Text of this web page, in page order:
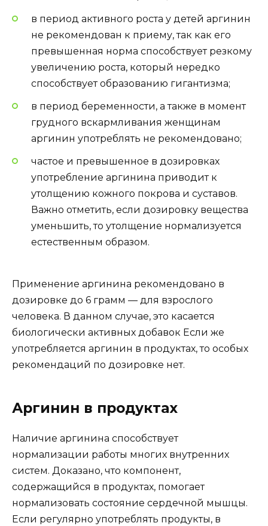
в период активного роста у детей аргинин
не рекомендован к приему, так как его
превышенная норма способствует резкому
увеличению роста, который нередко
способствует образованию гигантизма;
в период беременности, а также в момент
грудного вскармливания женщинам
аргинин употреблять не рекомендовано;
частое и превышенное в дозировках
употребление аргинина приводит к
утолщению кожного покрова и суставов.
Важно отметить, если дозировку вещества
уменьшить, то утолщение нормализуется
естественным образом.
Применение аргинина рекомендовано в
дозировке до 6 грамм — для взрослого
человека. В данном случае, это касается
биологически активных добавок Если же
употребляется аргинин в продуктах, то особых
рекомендаций по дозировке нет.
Аргинин в продуктах
Наличие аргинина способствует
нормализации работы многих внутренних
систем. Доказано, что компонент,
содержащийся в продуктах, помогает
нормализовать состояние сердечной мышцы.
Если регулярно употреблять продукты, в